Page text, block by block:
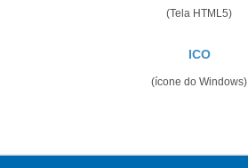
(Tela HTML5)
ICO
(ícone do Windows)